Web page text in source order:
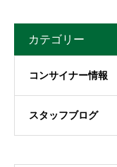
カテゴリー
コンサイナー情報
スタッフブログ